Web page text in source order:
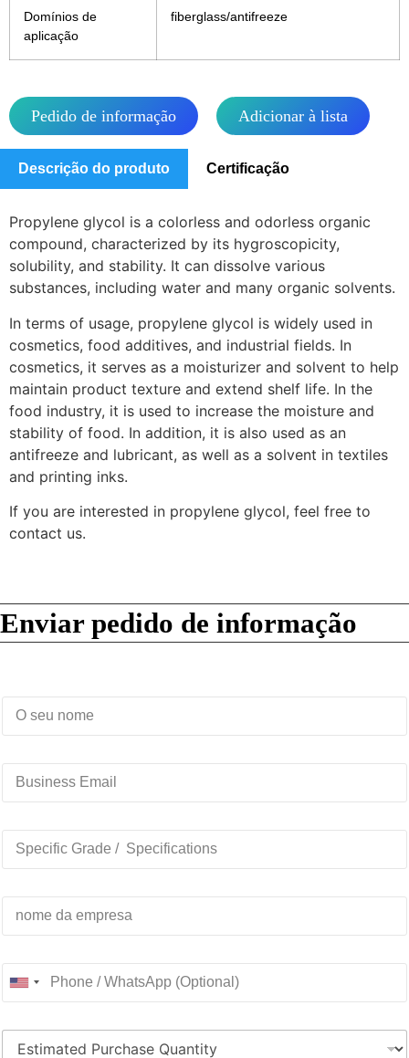
Domínios de
aplicação
fiberglass/antifreeze
Pedido de informação Adicionar à lista
Descrição do produto Certificação
Propylene glycol is a colorless and odorless organic
compound, characterized by its hygroscopicity,
solubility, and stability. It can dissolve various
substances, including water and many organic solvents.
In terms of usage, propylene glycol is widely used in
cosmetics, food additives, and industrial fields. In
cosmetics, it serves as a moisturizer and solvent to help
maintain product texture and extend shelf life. In the
food industry, it is used to increase the moisture and
stability of food. In addition, it is also used as an
antifreeze and lubricant, as well as a solvent in textiles
and printing inks.
If you are interested in propylene glycol, feel free to
contact us.
Enviar pedido de informação